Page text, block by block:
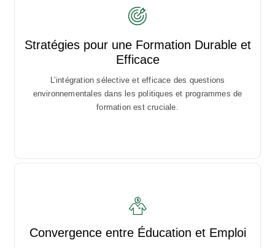
Stratégies pour une Formation Durable et
Efficace
L’intégration sélective et efficace des questions
environnementales dans les politiques et programmes de
formation est cruciale.
Prioritize and discuss your team’s work in full context with
Convergence entre Éducation et Emploi
Improve team performance based on real-time, visual data